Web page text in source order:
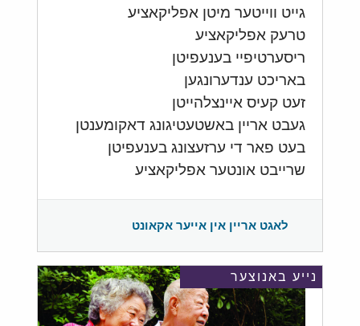
גייט ווייטער מיטן אפליקאציע
טרעק אפליקאציע
ריסערטיפיי בענעפיטן
באריכט ענדערונגען
זעט קעיס איינצלהייטן
געבט אריין באשטעטיגונג דאקומענטן
בעט פאר די ערזעצונג בענעפיטן
שרייבט אונטער אפליקאציע
לאגט אריין אין אייער אקאונט
נייע באנוצער